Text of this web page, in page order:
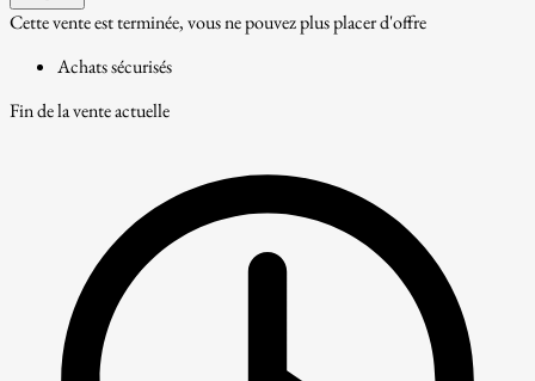
Cette vente est terminée, vous ne pouvez plus placer d'offre
Achats sécurisés
Fin de la vente actuelle